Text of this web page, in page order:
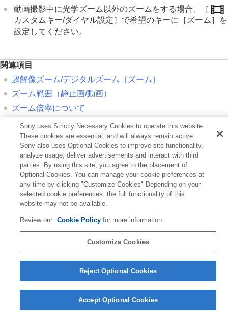
動画撮影中に光学ズーム以外のズームをする場合、
［
カスタムキー/ダイヤル設定］ で希望のキーに ［ズーム］ を
設定してください。
関連項目
超解像ズーム/デジタルズーム（ズーム）
ズーム範囲
（静止画/動画）
ズーム倍率について
リッカーレス撮影］と［高分解シャッター］の違い
次へ
超解像ズーム/デジタルズーム（ズー
お使いのカメラの本体ソフトウェアがVer.2.00未満の場合は下記URLの
ヘルプガイドをご覧ください。
Sony uses Strictly Necessary Cookies to operate this website.
These cookies are essential, and will always remain active.
Sony also uses Optional Cookies to improve site functionality,
analyze usage, deliver advertisements and interact with third
parties. By using this site, you agree to the placement of
Optional Cookies. You can manage your cookie preferences at
any time by clicking "Customize Cookies" Depending on your
selected cookie preferences, the full functionality of this
website may not be available.
Review our Cookie Policyfor more information.
Customize Cookies
Reject Optional Cookies
Accept Optional Cookies